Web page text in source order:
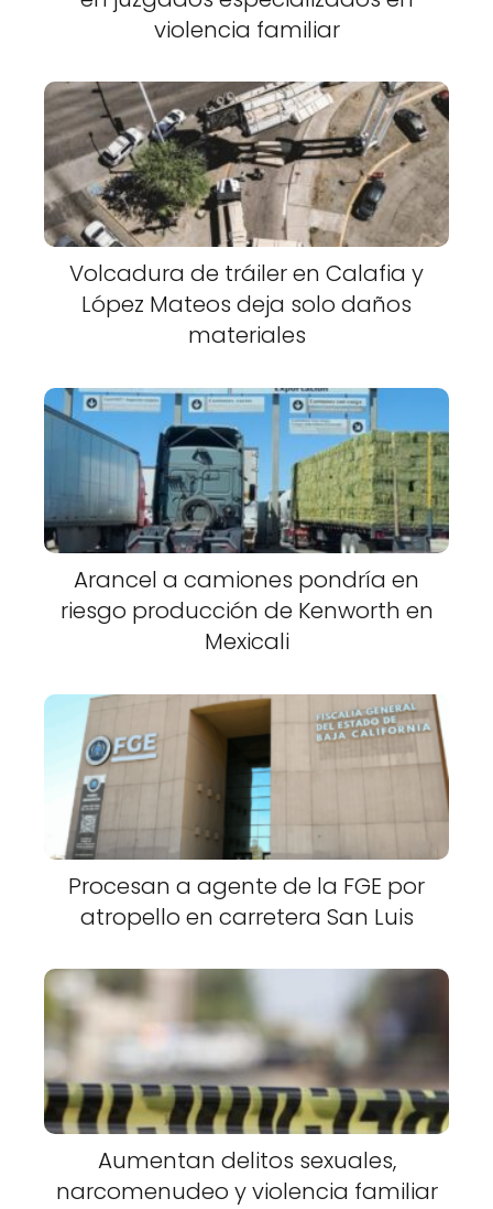
violencia familiar
Volcadura de tráiler en Calafia y
López Mateos deja solo daños
materiales
Arancel a camiones pondría en
riesgo producción de Kenworth en
Mexicali
Procesan a agente de la FGE por
atropello en carretera San Luis
Aumentan delitos sexuales,
narcomenudeo y violencia familiar